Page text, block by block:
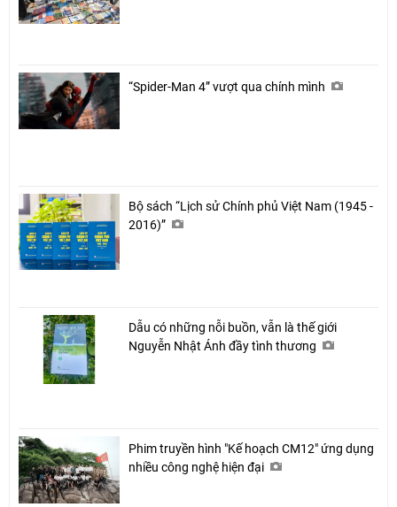
“Spider-Man 4” vượt qua chính mình
Bộ sách “Lịch sử Chính phủ Việt Nam (1945 -
2016)”
Dẫu có những nỗi buồn, vẫn là thế giới
Nguyễn Nhật Ánh đầy tình thương
Phim truyền hình "Kế hoạch CM12" ứng dụng
nhiều công nghệ hiện đại